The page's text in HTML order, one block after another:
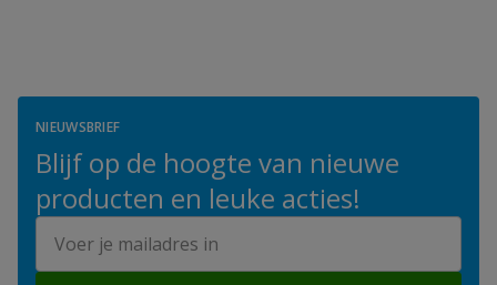
NIEUWSBRIEF
Blijf op de hoogte van nieuwe
producten en leuke acties!